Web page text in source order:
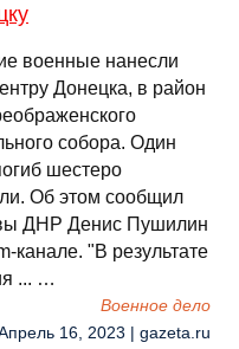
военные нанесли
Донецка, в район
собора. Один
шестеро
Об этом сообщил
ДНР Денис Пушилин
канале. "В результате
... …
Военное дело
16, 2023 | gazeta.ru